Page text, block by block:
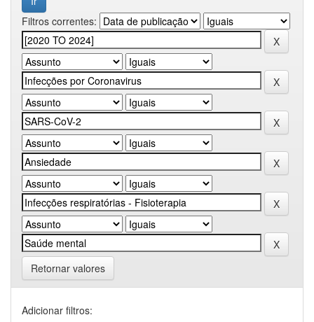
Filtros correntes:
Retornar valores
Adicionar filtros: